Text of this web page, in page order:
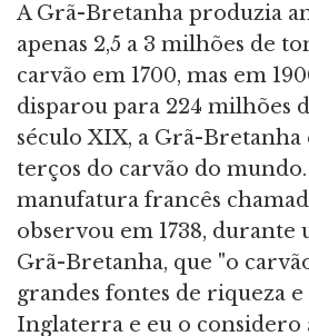
A Grã-Bretanha produzia
apenas 2,5 a 3 milhões de
carvão em 1700, mas em
disparou para 224 milhões
século XIX, a Grã-Bretanha
terços do carvão do
manufatura francês
observou em 1738, durante
Grã-Bretanha, que "o
grandes fontes de riqueza
Inglaterra e eu o considero